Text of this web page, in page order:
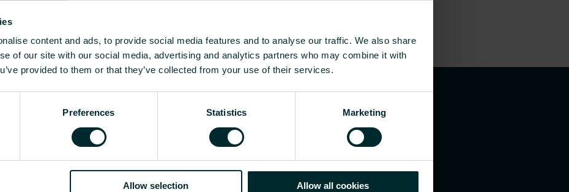
content and ads, to provide social media features and to analyse our traffic. We also share
of our site with our social media, advertising and analytics partners who may combine it with
provided to them or that they’ve collected from your use of their services.
Preferences Statistics Marketing
Allow selection Allow all cookies